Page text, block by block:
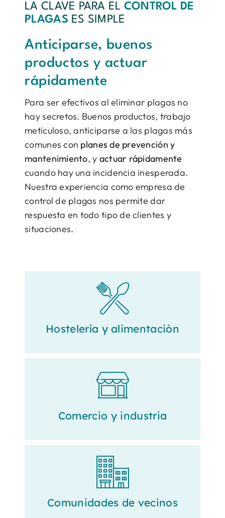
LA CLAVE PARA EL CONTROL DE
PLAGAS ES SIMPLE
Anticiparse, buenos
productos y actuar
rápidamente
Para ser efectivos al eliminar plagas no
hay secretos. Buenos productos, trabajo
meticuloso, anticiparse a las plagas más
comunes con planes de prevención y
mantenimiento, y actuar rápidamente
cuando hay una incidencia inesperada.
Nuestra experiencia como empresa de
control de plagas nos permite dar
respuesta en todo tipo de clientes y
situaciones.
Hostelería y alimentación
Comercio y industria
Comunidades de vecinos